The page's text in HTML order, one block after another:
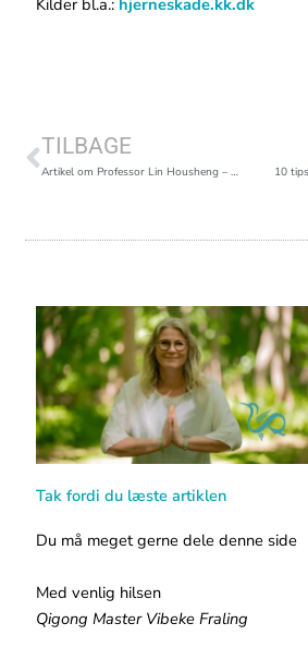
TILBAGE
Artikel om Professor Lin Housheng – skaberen af Shibashi 10
Tak fordi du læste artiklen
Du må meget gerne dele denne side
Med venlig hilsen
Qigong Master Vibeke Fraling